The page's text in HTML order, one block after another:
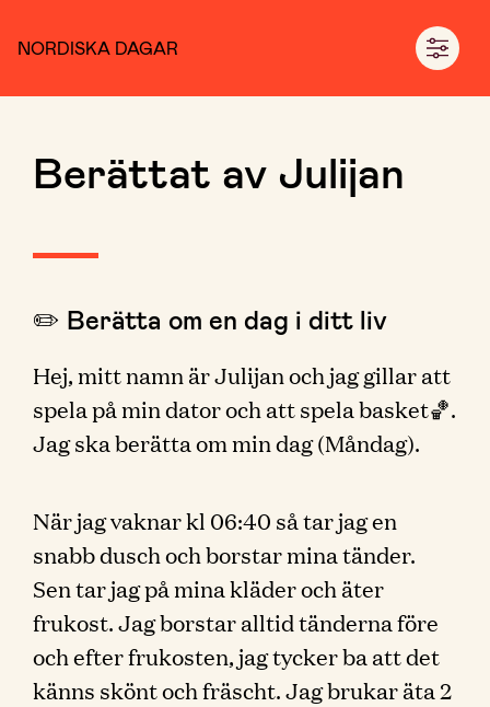
NORDISKA DAGAR
Berättat av Julijan
✏️ Berätta om en dag i ditt liv
Hej, mitt namn är Julijan och jag gillar att
spela på min dator och att spela basket🏀.
Jag ska berätta om min dag (Måndag).
När jag vaknar kl 06:40 så tar jag en
snabb dusch och borstar mina tänder.
Sen tar jag på mina kläder och äter
frukost. Jag borstar alltid tänderna före
och efter frukosten, jag tycker ba att det
känns skönt och fräscht. Jag brukar äta 2